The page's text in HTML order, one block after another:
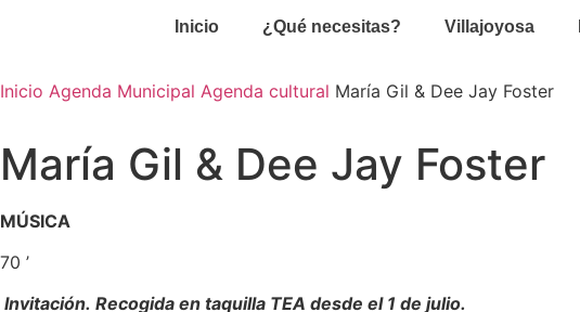
Inicio ¿Qué necesitas? Villajoyosa
Inicio Agenda Municipal Agenda cultural María Gil & Dee Jay Foster
María Gil & Dee Jay Foster
MÚSICA
70 ’
Invitación. Recogida en taquilla TEA desde el 1 de julio.